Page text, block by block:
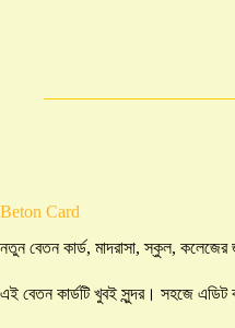
Beton Card
নতুন বেতন কার্ড, মাদরাসা, স্কুল,
এই বেতন কার্ডটি খুবই সুন্দর। সহজে এডিট